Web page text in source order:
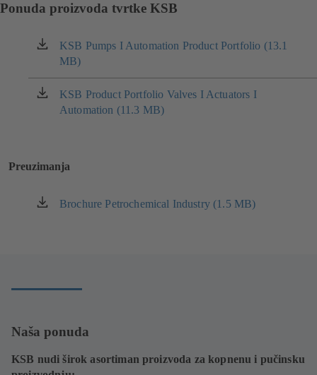
Ponuda proizvoda tvrtke KSB
KSB Pumps I Automation Product Portfolio (13.1
MB)
(otvara
se
u
novoj
kartici)
KSB Product Portfolio Valves I Actuators I
Automation (11.3 MB)
(otvara
se
Preuzimanja
Brochure Petrochemical Industry (1.5 MB)
(otvara
Naša ponuda
KSB nudi širok asortiman proizvoda za kopnenu i pučinsku